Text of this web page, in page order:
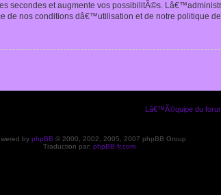
secondes et augmente vos possibilitÃ©s.
nos conditions dâ€™utilisation et de notre politique
Lâ€™Ã©quipe du
by phpBB © 2000, 2002, 2005, 2007 phpBB Group
Traduction par: phpBB-fr.com